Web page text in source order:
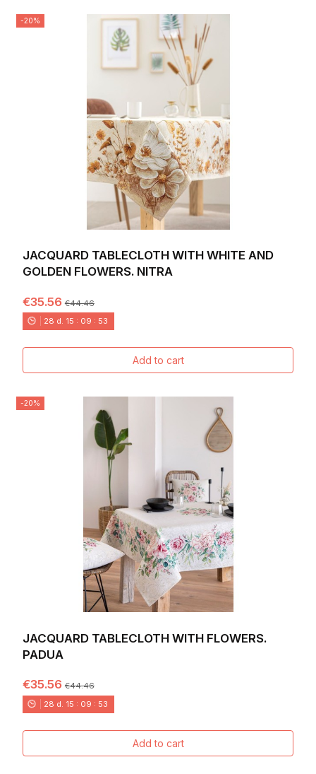
-20%
JACQUARD TABLECLOTH WITH WHITE AND
GOLDEN FLOWERS. NITRA
€35.56€44.46
28 d. 15 : 09 : 52
Add to cart
-20%
JACQUARD TABLECLOTH WITH FLOWERS.
PADUA
€35.56€44.46
28 d. 15 : 09 : 52
Add to cart